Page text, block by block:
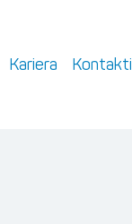
Kariera Kontakti